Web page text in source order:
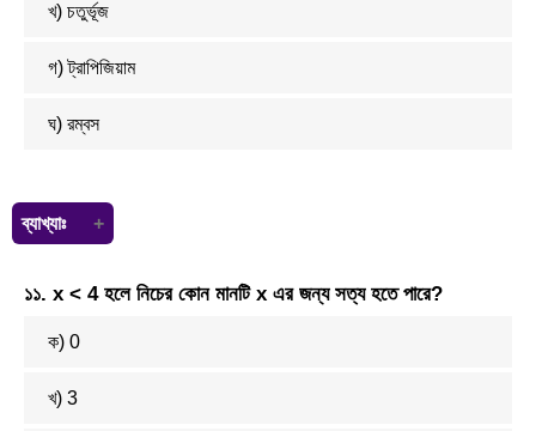
খ) চতুর্ভূজ
গ) ট্রাপিজিয়াম
ঘ) রম্বস
ব্যাখ্যাঃ
ছয় ধরনের চতুর্ভুজের মধ্যে কেবলমাত্র ট্রাপিজিয়ামের দুইটি বিপরীত বাহু পরস্পর
সমান্তরাল।১১. x < 4 হলে নিচের কোন মানটি x এর জন্য সত্য হতে পারে?
ক) 0
খ) 3